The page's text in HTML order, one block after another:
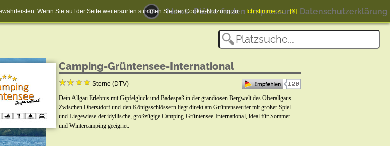
News Plätze finden Impressum Datenschutzerklärung
Camping-Grüntensee-International
Sterne (DTV)
Dein Allgäu Erlebnis mit Gipfelglück und Badespaß in der grandiosen Bergwelt des Oberallgäus.
Zwischen Oberstdorf und den Königsschlössern liegt direkt am Grüntenseeufer mit großer Spiel-
und Liegewiese der idyllische, großzügige Camping-Grüntensee-International, ideal für Sommer-
und Wintercamping geeignet.
Wenn Sie auf der Seite weitersurfen stimmen Sie der Cookie-Nutzung zu. Ich stimme zu [X]